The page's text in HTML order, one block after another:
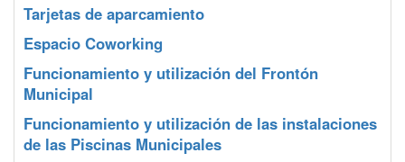
Tarjetas de aparcamiento
Espacio Coworking
Funcionamiento y utilización del Frontón
Municipal
Funcionamiento y utilización de las instalaciones
de las Piscinas Municipales